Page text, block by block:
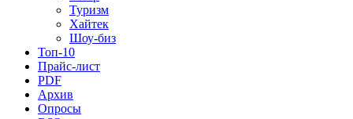
Туризм
Хайтек
Шоу-биз
Топ-10
Прайс-лист
PDF
Архив
Опросы